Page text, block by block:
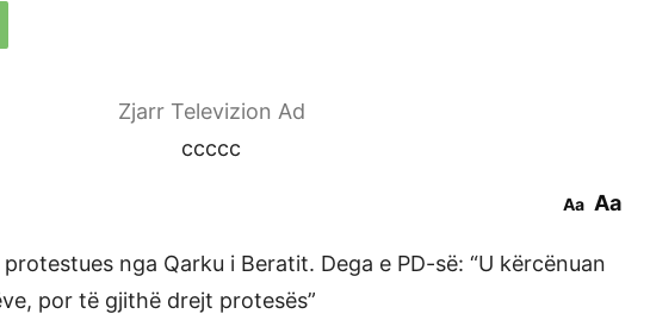
Zjarr Televizion Ad
ccccc
Aa Aa
nga Qarku i Beratit. Dega e PD-së: “U kërcënuan
por të gjithë drejt protesës”